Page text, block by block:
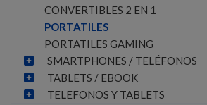
CONVERTIBLES 2 EN 1
PORTATILES
PORTATILES GAMING
SMARTPHONES / TELÉFONOS
TABLETS / EBOOK
TELEFONOS Y TABLETS